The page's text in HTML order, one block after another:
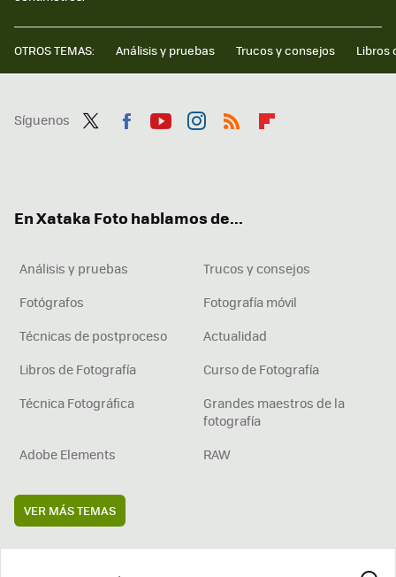
OTROS TEMAS: Análisis y pruebas Trucos y consejos Libros
Síguenos
En Xataka Foto hablamos de...
Análisis y pruebas
Trucos y consejos
Fotógrafos
Fotografía móvil
Técnicas de postproceso
Actualidad
Libros de Fotografía
Curso de Fotografía
Técnica Fotográfica
Grandes maestros de la
fotografía
Adobe Elements
RAW
VER MÁS TEMAS